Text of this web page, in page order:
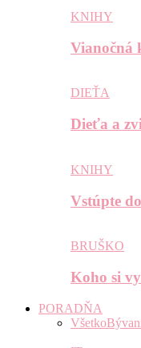
KNIHY
Vianočná
DIEŤA
Dieťa a
KNIHY
Vstúpte
BRUŠKO
Koho si
PORADŇA
Všetko